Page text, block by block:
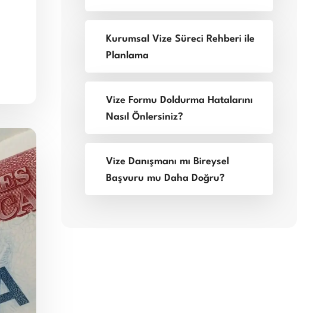
Kurumsal Vize Süreci Rehberi ile
Planlama
Vize Formu Doldurma Hatalarını
Nasıl Önlersiniz?
Vize Danışmanı mı Bireysel
Başvuru mu Daha Doğru?